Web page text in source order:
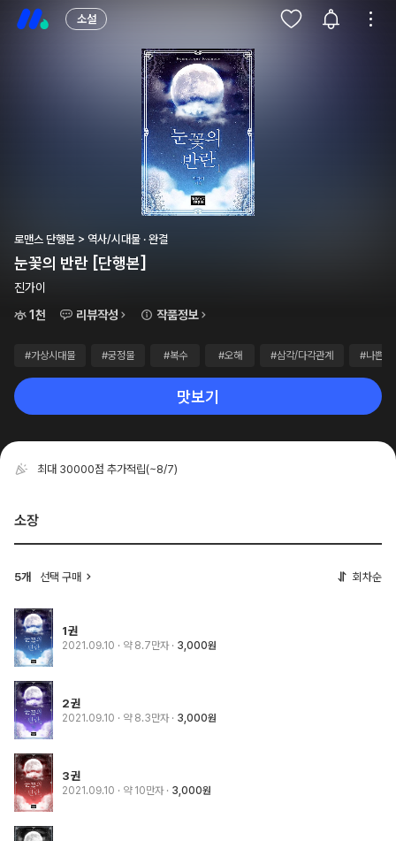
소설
로맨스 단행본 > 역사/시대물 · 완결
눈꽃의 반란 [단행본]
진가이
1천
리뷰작성 작품정보
#가상시대물 #궁정물 #복수 #오해 #삼각/다각관계 #나쁜남
맛보기
최대 30000점 추가적립(~8/7)
소장
5개 선택 구매 회차순
1권
2021.09.10 · 약 8.7만자 3,000원
2권
2021.09.10 · 약 8.3만자 3,000원
3권
2021.09.10 · 약 10만자 3,000원